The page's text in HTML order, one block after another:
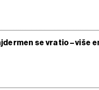
se vratio – više